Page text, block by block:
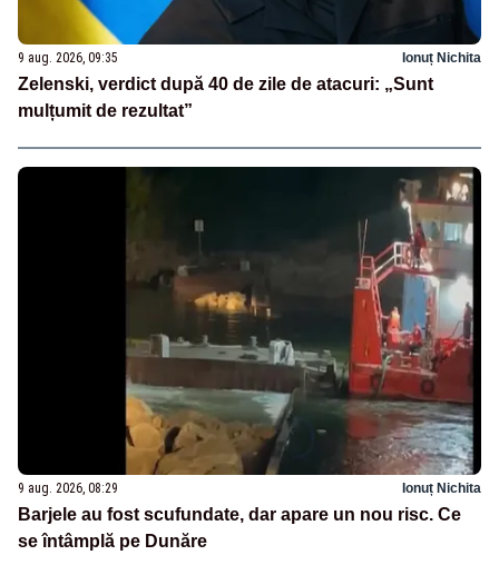
9 aug. 2026, 09:35 Ionuț Nichita
Zelenski, verdict după 40 de zile de atacuri: „Sunt
mulțumit de rezultat”
9 aug. 2026, 08:29 Ionuț Nichita
Barjele au fost scufundate, dar apare un nou risc. Ce
se întâmplă pe Dunăre